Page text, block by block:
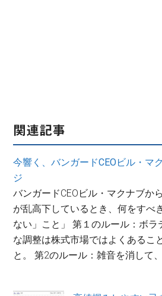
関連記事
今響く、バンガードCEOビル・マ
ジ
バンガードCEOビル・マクナブか
が乱高下しているとき、何をすべ
ない」こと」 第１のルール：ボラ
な調整は株式市場ではよくあるこ
と。 第2のルール：雑音を消して、